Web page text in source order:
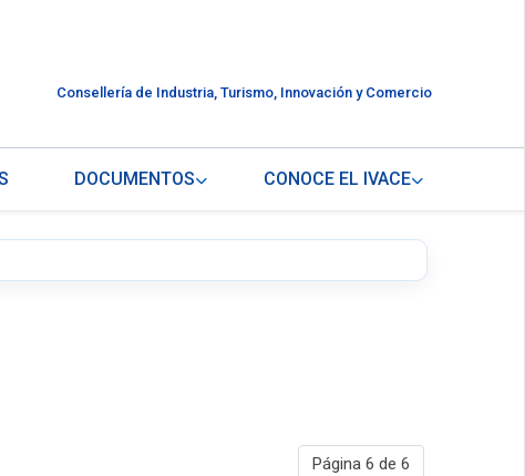
Consellería de Industria, Turismo, Innovación y Comercio
DOCUMENTOS CONOCE EL IVACE
Página 6 de 6